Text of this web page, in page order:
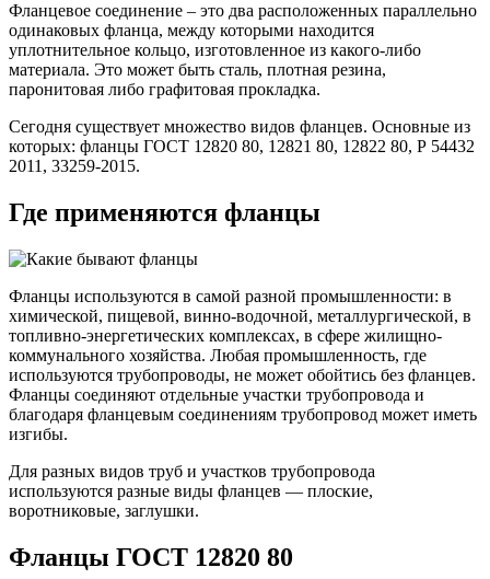
Фланцевое соединение – это два расположенных параллельно
одинаковых фланца, между которыми находится
уплотнительное кольцо, изготовленное из какого-либо
материала. Это может быть сталь, плотная резина,
паронитовая либо графитовая прокладка.
Сегодня существует множество видов фланцев. Основные из
которых: фланцы ГОСТ 12820 80, 12821 80, 12822 80, Р 54432
2011, 33259-2015.
Где применяются фланцы
Фланцы используются в самой разной промышленности: в
химической, пищевой, винно-водочной, металлургической, в
топливно-энергетических комплексах, в сфере жилищно-
коммунального хозяйства. Любая промышленность, где
используются трубопроводы, не может обойтись без фланцев.
Фланцы соединяют отдельные участки трубопровода и
благодаря фланцевым соединениям трубопровод может иметь
изгибы.
Для разных видов труб и участков трубопровода
используются разные виды фланцев — плоские,
воротниковые, заглушки.
Фланцы ГОСТ 12820 80